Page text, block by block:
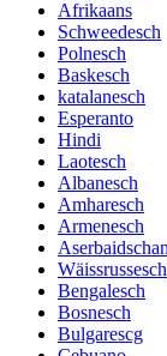
Afrikaans
Schweedesch
Polnesch
Baskesch
katalanesch
Esperanto
Hindi
Laotesch
Albanesch
Amharesch
Armenesch
Wäissrussesch
Bengalesch
Bosnesch
Bulgarescg